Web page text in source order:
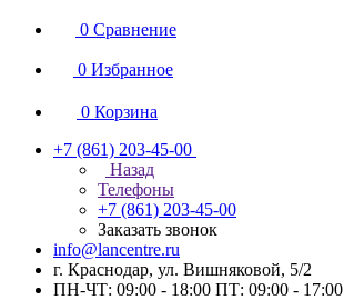
0 Сравнение
0 Избранное
0 Корзина
+7 (861) 203-45-00
Назад
Телефоны
+7 (861) 203-45-00
Заказать звонок
info@lancentre.ru
г. Краснодар, ул. Вишняковой, 5/2
ПН-ЧТ: 09:00 - 18:00 ПТ: 09:00 - 17:00